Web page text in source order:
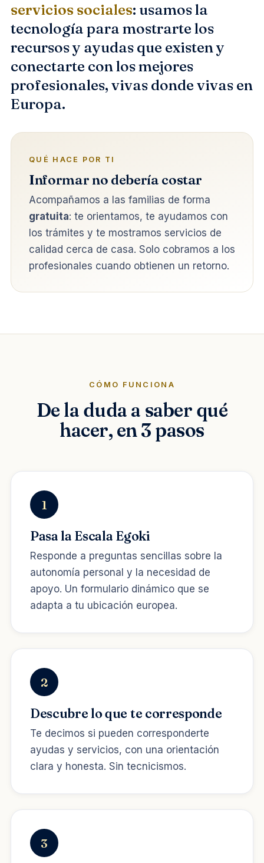
servicios sociales: usamos la
tecnología para mostrarte los
recursos y ayudas que existen y
conectarte con los mejores
profesionales, vivas donde vivas en
Europa.
QUÉ HACE POR TI
Informar no debería costar
Acompañamos a las familias de forma
gratuita: te orientamos, te ayudamos con
los trámites y te mostramos servicios de
calidad cerca de casa. Solo cobramos a los
profesionales cuando obtienen un retorno.
CÓMO FUNCIONA
De la duda a saber qué
hacer, en 3 pasos
1
Pasa la Escala Egoki
Responde a preguntas sencillas sobre la
autonomía personal y la necesidad de
apoyo. Un formulario dinámico que se
adapta a tu ubicación europea.
2
Descubre lo que te corresponde
Te decimos si pueden corresponderte
ayudas y servicios, con una orientación
clara y honesta. Sin tecnicismos.
3